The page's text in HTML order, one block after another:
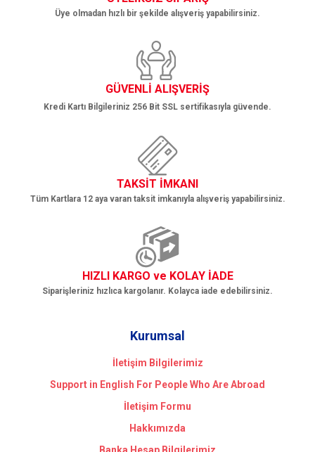
Gönder
Üye olmadan hızlı bir şekilde alışveriş yapabilirsiniz.
GÜVENLİ ALIŞVERİŞ
Kredi Kartı Bilgileriniz 256 Bit SSL sertifikasıyla güvende.
TAKSİT İMKANI
Tüm Kartlara 12 aya varan taksit imkanıyla alışveriş yapabilirsiniz.
HIZLI KARGO ve KOLAY İADE
Siparişleriniz hızlıca kargolanır. Kolayca iade edebilirsiniz.
Kurumsal
İletişim Bilgilerimiz
Support in English For People Who Are Abroad
İletişim Formu
Hakkımızda